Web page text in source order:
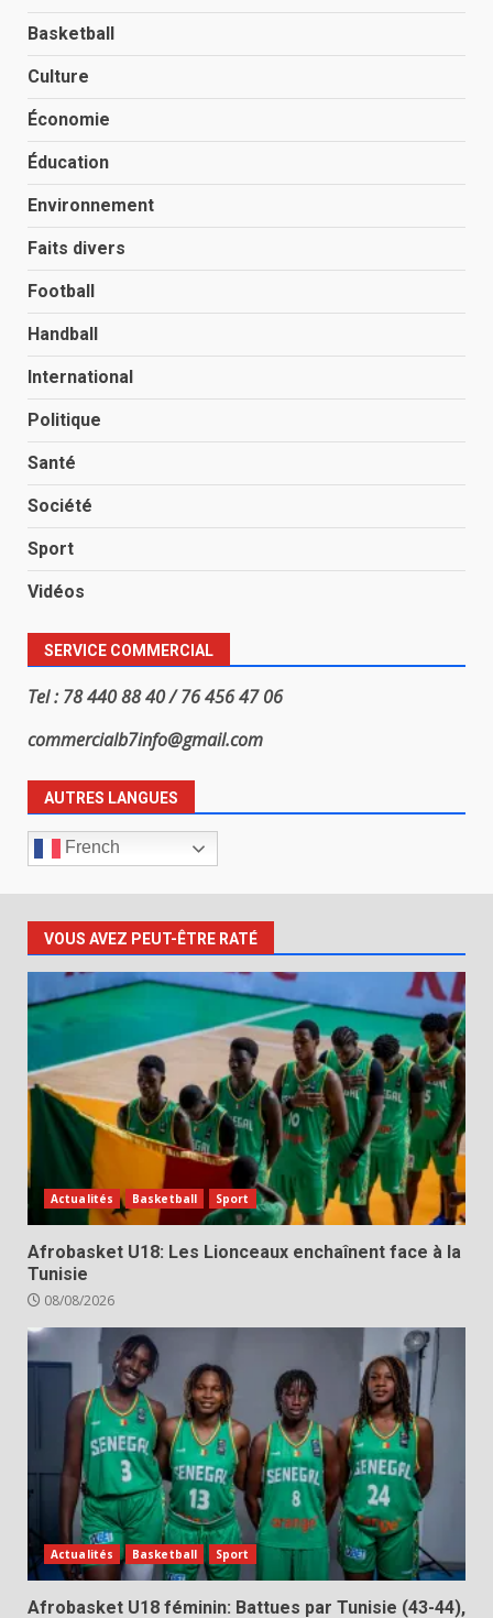
Basketball
Culture
Économie
Éducation
Environnement
Faits divers
Football
Handball
International
Politique
Santé
Société
Sport
Vidéos
SERVICE COMMERCIAL
Tel : 78 440 88 40 / 76 456 47 06
commercialb7info@gmail.com
AUTRES LANGUES
French
VOUS AVEZ PEUT-ÊTRE RATÉ
Actualités Basketball Sport
Afrobasket U18: Les Lionceaux enchaînent face à la
Tunisie
08/08/2026
Actualités Basketball Sport
Afrobasket U18 féminin: Battues par Tunisie (43-44),